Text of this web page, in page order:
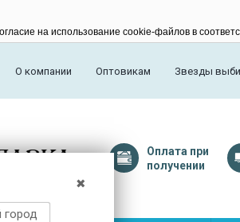
на использование cookie-файлов в
О компании Оптовикам Звезды
✖
город
Оплата при
получении